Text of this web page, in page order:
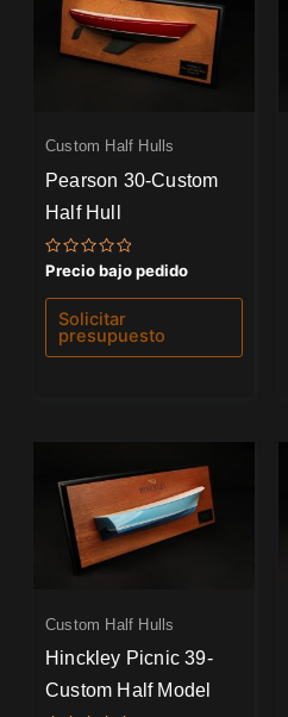
Custom Half Hulls
Pearson 30-Custom
Half Hull
Valorado
con
0
de
Precio bajo pedido
Solicitar
presupuesto
Custom Half Hulls
Hinckley Picnic 39-
Custom Half Model